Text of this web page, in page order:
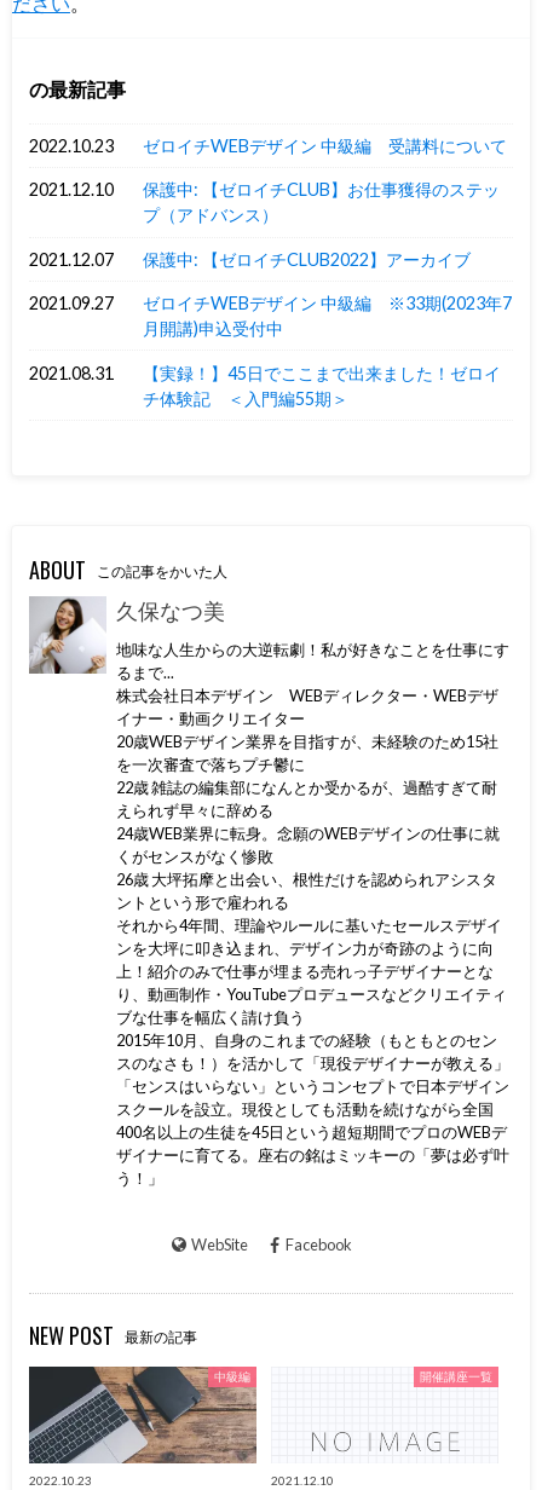
の最新記事
2022.10.23 ゼロイチWEBデザイン 中級編 受講料について
2021.12.10
保護中: 【ゼロイチCLUB】お仕事獲得のステッ
プ（アドバンス）
2021.12.07 保護中: 【ゼロイチCLUB2022】アーカイブ
2021.09.27
ゼロイチWEBデザイン 中級編 ※33期(2023年7
月開講)申込受付中
2021.08.31
【実録！】45日でここまで出来ました！ゼロイ
チ体験記 ＜入門編55期＞
ABOUT この記事をかいた人
久保なつ美
地味な人生からの大逆転劇！私が好きなことを仕事にす
るまで...
株式会社日本デザイン WEBディレクター・WEBデザ
イナー・動画クリエイター
20歳WEBデザイン業界を目指すが、未経験のため15社
を一次審査で落ちプチ鬱に
22歳 雑誌の編集部になんとか受かるが、過酷すぎて耐
えられず早々に辞める
24歳WEB業界に転身。念願のWEBデザインの仕事に就
くがセンスがなく惨敗
26歳 大坪拓摩と出会い、根性だけを認められアシスタ
ントという形で雇われる
それから4年間、理論やルールに基いたセールスデザイ
ンを大坪に叩き込まれ、デザイン力が奇跡のように向
上！紹介のみで仕事が埋まる売れっ子デザイナーとな
り、動画制作・YouTubeプロデュースなどクリエイティ
ブな仕事を幅広く請け負う
2015年10月、自身のこれまでの経験（もともとのセン
スのなさも！）を活かして「現役デザイナーが教える」
「センスはいらない」というコンセプトで日本デザイン
スクールを設立。現役としても活動を続けながら全国
400名以上の生徒を45日という超短期間でプロのWEBデ
ザイナーに育てる。座右の銘はミッキーの「夢は必ず叶
う！」
WebSite Facebook
NEW POST 最新の記事
中級編
2022.10.23
開催講座一覧
2021.12.10